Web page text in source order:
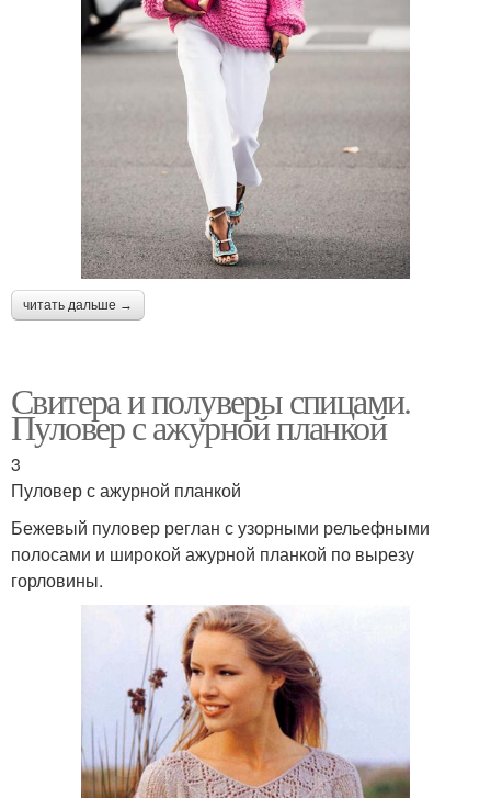
читать дальше →
Свитера и полуверы спицами.
Пуловер с ажурной планкой
3
Пуловер с ажурной планкой
Бежевый пуловер реглан с узорными рельефными
полосами и широкой ажурной планкой по вырезу
горловины.